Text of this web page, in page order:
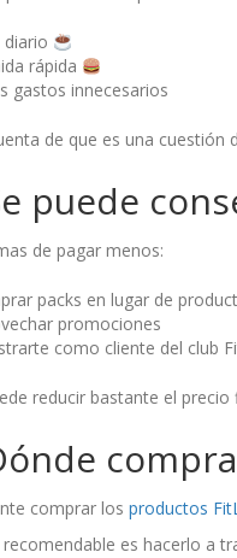
diario
rápida
gastos innecesarios
de que es una cuestión
puede
de pagar menos:
packs en lugar de
promociones
como cliente del club
reducir bastante el precio
comprar los productos
es hacerlo a